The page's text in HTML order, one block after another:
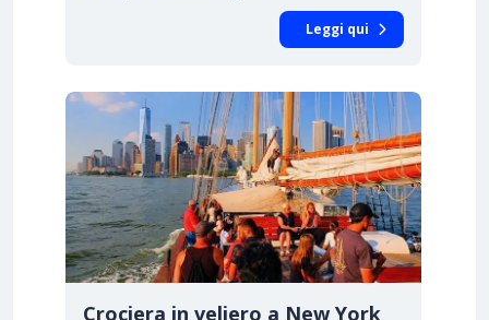
Leggi qui
Crociera in veliero a New York